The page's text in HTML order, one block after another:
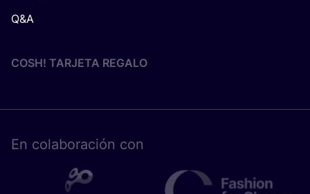
Q&A
COSH! TARJETA REGALO
En cola­bo­ra­ción con